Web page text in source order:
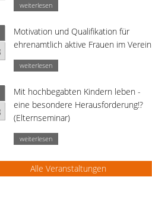
weiterlesen
Motivation und Qualifikation für
ehrenamtlich aktive Frauen im Verein
weiterlesen
Mit hochbegabten Kindern leben -
eine besondere Herausforderung!?
(Elternseminar)
weiterlesen
Alle Veranstaltungen